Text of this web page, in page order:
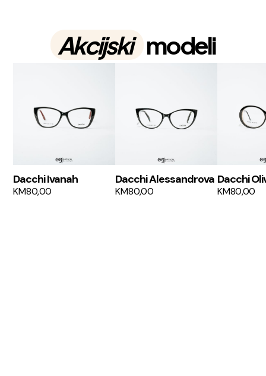
Akcijski modeli
Dacchi Ivanah
KM80,00
Dacchi Alessandrova
KM80,00
Dacchi
KM80,00